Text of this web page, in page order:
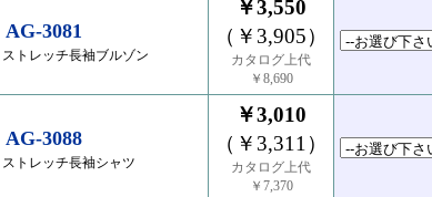
AG-3081
ストレッチ長袖ブルゾン
￥3,550
（￥3,905）
カタログ上代
￥8,690
AG-3088
ストレッチ長袖シャツ
￥3,010
（￥3,311）
カタログ上代
￥7,370